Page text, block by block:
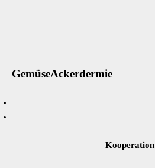
GemüseAckerdermie
Kooperation